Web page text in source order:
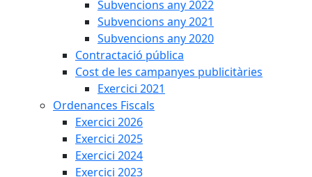
Subvencions any 2022
Subvencions any 2021
Subvencions any 2020
Contractació pública
Cost de les campanyes publicitàries
Exercici 2021
Ordenances Fiscals
Exercici 2026
Exercici 2025
Exercici 2024
Exercici 2023